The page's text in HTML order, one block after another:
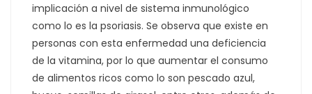
implicación a nivel de sistema inmunológico
como lo es la psoriasis. Se observa que existe en
personas con esta enfermedad una deficiencia
de la vitamina, por lo que aumentar el consumo
de alimentos ricos como lo son pescado azul,